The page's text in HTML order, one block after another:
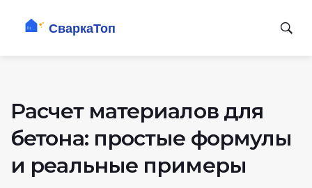
Расчет материалов для
бетона: простые формулы
и реальные примеры